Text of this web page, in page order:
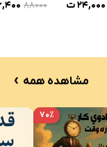
۲۴,۰۰۰ ت ۸۸۰۰۰
مشاهده همه ›
۷۰٪